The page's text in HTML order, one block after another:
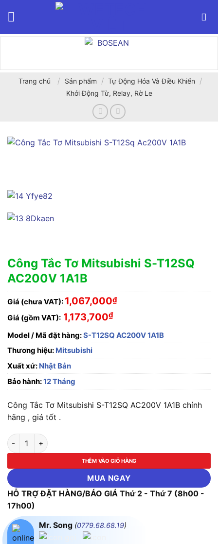
Trang chủ / Sản phẩm / Tự Động Hóa Và Điều Khiển /
Khởi Động Từ, Relay, Rờ Le
Công Tắc Tơ Mitsubishi S-T12SQ
AC200V 1A1B
Giá (chưa VAT): 1,067,000₫
Giá (gồm VAT): 1,173,700₫
Model / Mã đặt hàng:S-T12SQ AC200V 1A1B
Thương hiệu: Mitsubishi
Xuất xứ: Nhật Bản
Bảo hành:12 Tháng
Công Tắc Tơ Mitsubishi S-T12SQ AC200V 1A1B chính
hãng , giá tốt .
Công Tắc Tơ Mitsubishi S-T12SQ AC200V 1A1B số lượng
THÊM VÀO GIỎ HÀNG
MUA NGAY
HỖ TRỢ ĐẶT HÀNG/BÁO GIÁ Thứ 2 - Thứ 7 (8h00 -
17h00)
Mr. Song (0779.68.68.19)